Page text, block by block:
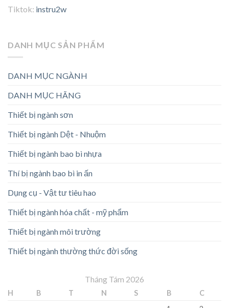
Tiktok: instru2w
DANH MỤC SẢN PHẨM
DANH MỤC NGÀNH
DANH MỤC HÃNG
Thiết bị ngành sơn
Thiết bị ngành Dệt - Nhuộm
Thiết bị ngành bao bì nhựa
Thí bị ngành bao bì in ấn
Dụng cụ - Vật tư tiêu hao
Thiết bị ngành hóa chất - mỹ phẩm
Thiết bị ngành môi trường
Thiết bị ngành thường thức đời sống
Tháng Tám 2026
H B T N S B
C